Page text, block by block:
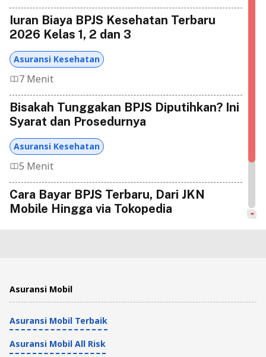
Iuran Biaya BPJS Kesehatan Terbaru
2026 Kelas 1, 2 dan 3
Asuransi Kesehatan
7 Menit
Bisakah Tunggakan BPJS Diputihkan? Ini
Syarat dan Prosedurnya
Asuransi Kesehatan
5 Menit
Cara Bayar BPJS Terbaru, Dari JKN
Mobile Hingga via Tokopedia
Asuransi Mobil
Asuransi Mobil Terbaik
Asuransi Mobil All Risk